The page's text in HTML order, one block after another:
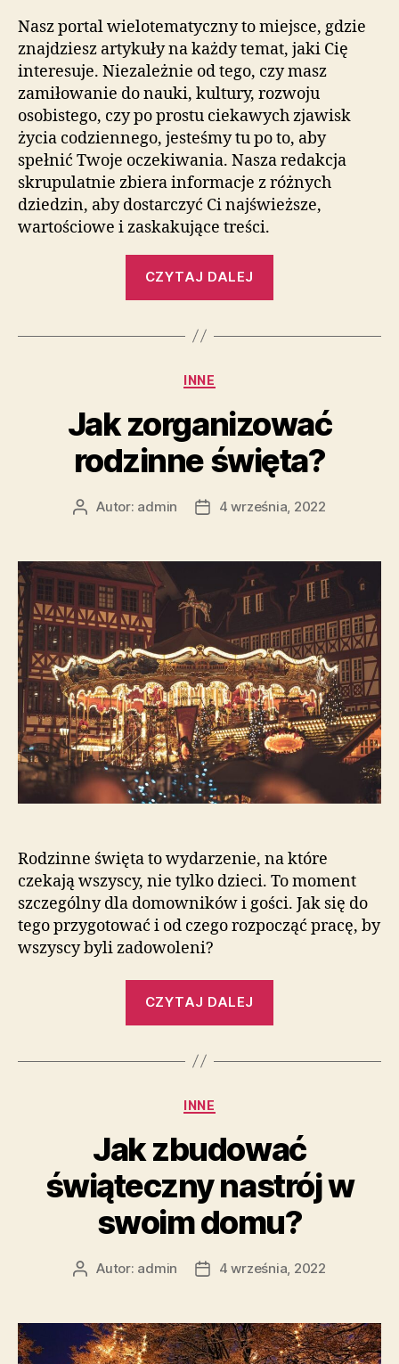
Nasz portal wielotematyczny to miejsce, gdzie
znajdziesz artykuły na każdy temat, jaki Cię
interesuje. Niezależnie od tego, czy masz
zamiłowanie do nauki, kultury, rozwoju
osobistego, czy po prostu ciekawych zjawisk
życia codziennego, jesteśmy tu po to, aby
spełnić Twoje oczekiwania. Nasza redakcja
skrupulatnie zbiera informacje z różnych
dziedzin, aby dostarczyć Ci najświeższe,
wartościowe i zaskakujące treści.
CZYTAJ DALEJ
Kategorie
INNE
Jak zorganizować
rodzinne święta?
AutorAutor: admin
Data4 września, 2022
Rodzinne święta to wydarzenie, na które
czekają wszyscy, nie tylko dzieci. To moment
szczególny dla domowników i gości. Jak się do
tego przygotować i od czego rozpocząć pracę, by
wszyscy byli zadowoleni?
CZYTAJ DALEJ
święta?”
Kategorie
INNE
Jak zbudować
świąteczny nastrój w
swoim domu?
AutorAutor: admin
Data4 września, 2022